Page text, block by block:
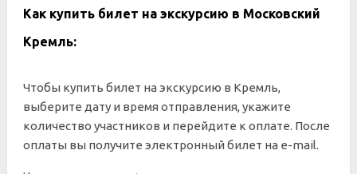
Как купить билет на экскурсию в Московский
Кремль:
Чтобы купить билет на экскурсию в Кремль,
выберите дату и время отправления, укажите
количество участников и перейдите к оплате. После
оплаты вы получите электронный билет на e-mail.